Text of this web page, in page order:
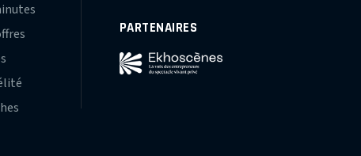
PARTENAIRES